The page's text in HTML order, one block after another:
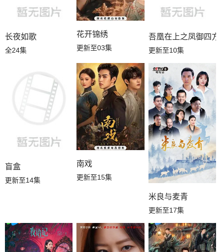
长夜如歌
全24集
花开锦绣
更新至03集
吾凰在上之凤御四方
更新至10集
盲盒
更新至14集
南戏
更新至15集
米良与麦青
更新至17集